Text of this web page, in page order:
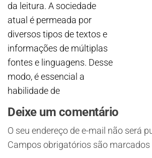
da leitura. A sociedade
atual é permeada por
diversos tipos de textos e
informações de múltiplas
fontes e linguagens. Desse
modo, é essencial a
habilidade de
Deixe um comentário
O seu endereço de e-mail não será
Campos obrigatórios são marcados